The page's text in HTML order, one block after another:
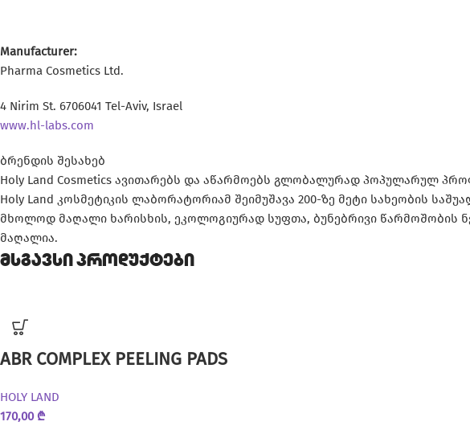
Manufacturer:
Pharma Cosmetics Ltd.
4 Nirim St. 6706041 Tel-Aviv, Israel
www.hl-labs.com
ბრენდის შესახებ
Holy Land Cosmetics ავითარებს და აწარმოებს გლობალურად პოპულარულ
Holy Land კოსმეტიკის ლაბორატორიამ შეიმუშავა 200-ზე მეტი სახეობის
მხოლოდ მაღალი ხარისხის, ეკოლოგიურად სუფთა, ბუნებრივი წარმოშობის
მაღალია.
მსგავსი პროდუქტები
ABR COMPLEX PEELING PADS
HOLY LAND
170,00₾